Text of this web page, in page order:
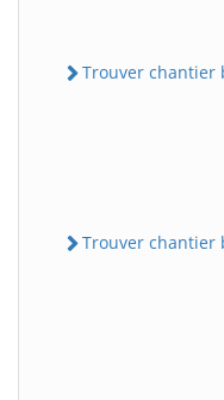
Trouver chantier
Trouver chantier